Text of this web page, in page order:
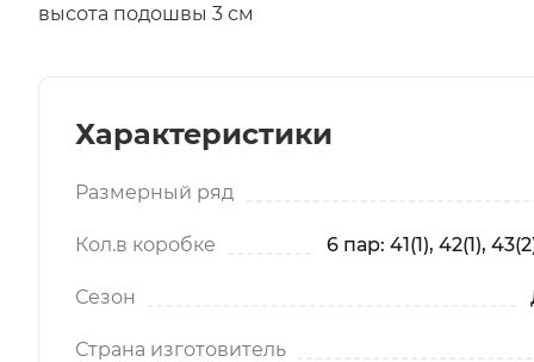
высота подошвы 3 см
Характеристики
Размерный ряд
Кол.в коробке 6 пар: 41(1), 42(1),
Сезон
Страна изготовитель